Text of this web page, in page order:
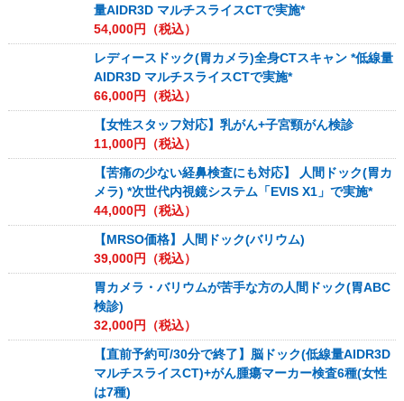
量AIDR3D マルチスライスCTで実施*
54,000円（税込）
レディースドック(胃カメラ)全身CTスキャン *低線量
AIDR3D マルチスライスCTで実施*
66,000円（税込）
【女性スタッフ対応】乳がん+子宮頸がん検診
11,000円（税込）
【苦痛の少ない経鼻検査にも対応】 人間ドック(胃カ
メラ) *次世代内視鏡システム「EVIS X1」で実施*
44,000円（税込）
【MRSO価格】人間ドック(バリウム)
39,000円（税込）
胃カメラ・バリウムが苦手な方の人間ドック(胃ABC
検診)
32,000円（税込）
【直前予約可/30分で終了】脳ドック(低線量AIDR3D
マルチスライスCT)+がん腫瘍マーカー検査6種(女性
は7種)